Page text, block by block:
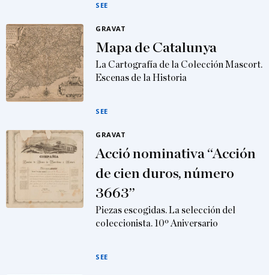
SEE
GRAVAT
Mapa de Catalunya
La Cartografía de la Colección Mascort.
Escenas de la Historia
SEE
GRAVAT
Acció nominativa “Acción
de cien duros, número
3663”
Piezas escogidas. La selección del
coleccionista. 10º Aniversario
SEE